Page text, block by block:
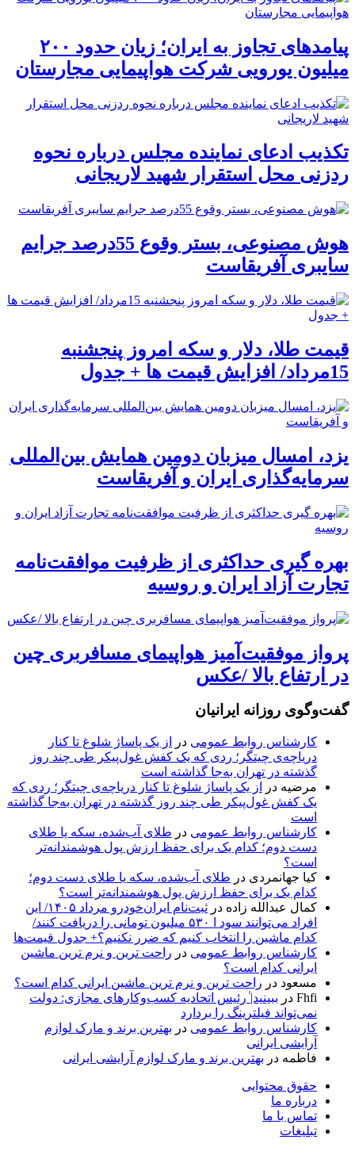
پیامدهای تجاوز به ایران؛ زیان حدود ۲۰۰
میلیون یورویی شرکت هواپیمایی مجارستان
تکذیب ادعای نماینده مجلس درباره نحوه
ردزنی محل استقرار شهید لاریجانی
هوش مصنوعی، بستر وقوع 55درصد جرایم
سایبری آفریقاست
قیمت طلا، دلار و سکه امروز پنجشنبه
15مرداد/ افزایش قیمت ها + جدول
یزد، امسال میزبان دومین همایش بین‌المللی
سرمایه‌گذاری ایران و آفریقاست
بهره گیری حداکثری از ظرفیت موافقت‌نامه
تجارت آزاد ایران و روسیه
پرواز موفقیت‌آمیز هواپیمای مسافربری چین
در ارتفاع بالا /عکس
گفت‌وگوی روزانه ایرانیان
کارشناس روابط عمومی در
از یک پاساژ شلوغ تا کنار
دریاچه‌ی چیتگر؛ ردی که یک کفش غول‌پیکر طی چند روز
گذشته در تهران به‌جا گذاشته است
مرضیه در
از یک پاساژ شلوغ تا کنار دریاچه‌ی چیتگر؛ ردی که
یک کفش غول‌پیکر طی چند روز گذشته در تهران به‌جا گذاشته
است
کارشناس روابط عمومی در طلای آب‌شده، سکه یا طلای
دست دوم؛ کدام یک برای حفظ ارزش پول هوشمندانه‌تر
است؟
کیا جهانمردی در طلای آب‌شده، سکه یا طلای دست دوم؛
کدام یک برای حفظ ارزش پول هوشمندانه‌تر است؟
کمال عبدالله زاده در
ثبت‌نام ایران‌خودرو مرداد ۱۴۰۵/ این
افراد می‌توانند سود ا ۵۳۰ میلیون تومانی را دریافت کنند/
کدام ماشین را انتخاب کنیم که ضرر نکنیم؟+ جدول قیمت‌ها
کارشناس روابط عمومی در راحت ترین و نرم ترین ماشین
ایرانی کدام است؟
مسعود در راحت ترین و نرم ترین ماشین ایرانی کدام است؟
Fhfi در ببینید| ٰرئیس اتحادیه کسب‌وکارهای مجازی: دولت
نمی‌تواند فیلترینگ را بردارد
کارشناس روابط عمومی در بهترین برند و مارک لوازم
آرایشی ایرانی
فاطمه در بهترین برند و مارک لوازم آرایشی ایرانی
حقوق محتوایی
درباره ما
تماس با ما
تبلیغات